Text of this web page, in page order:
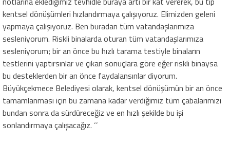
kentsel dönüşümleri hızlandırmaya çalışıyoruz. Elimizden geleni
yapmaya çalışıyoruz. Ben buradan tüm vatandaşlarımıza
sesleniyorum. Riskli binalarda oturan tüm vatandaşlarımıza
sesleniyorum; bir an önce bu hızlı tarama testiyle binaların
testlerini yaptırsınlar ve çıkan sonuçlara göre eğer riskli binaysa
bu desteklerden bir an önce faydalansınlar diyorum.
Büyükçekmece Belediyesi olarak, kentsel dönüşümün bir an önce
tamamlanması için bu zamana kadar verdiğimiz tüm çabalarımızı
bundan sonra da sürdüreceğiz ve en hızlı şekilde bu işi
sonlandırmaya çalışacağız. ‘’